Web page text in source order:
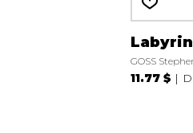
GOSS
11.77 $